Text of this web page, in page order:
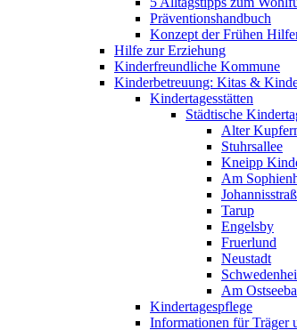
Präventionshandbuch
Konzept der Frühen
Hilfe zur Erziehung
Kinderfreundliche Kommune
Kinderbetreuung: Kitas &
Kindertagesstätten
Städtische
Alter
Stuhrsallee
Kneipp
Am
Tarup
Engelsby
Fruerlund
Neustadt
Am
Kindertagespflege
Informationen für Träger